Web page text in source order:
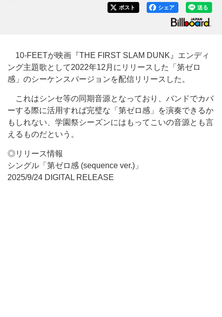
送る
シェア
ポスト
10-FEETが映画『THE FIRST SLAM DUNK』エンディ
ング主題歌として2022年12月にリリースした「第ゼロ
感」のシーケンスバージョンを配信リリースした。
これはシンセ等の同期音源となっており、バンドでカバ
ーする際に活用すれば完璧な「第ゼロ感」を演奏できるか
もしれない、学園祭シーズンにはもってこいの音源とも言
えるものだという。
◎リリース情報
シングル「第ゼロ感 (sequence ver.)」
2025/9/24 DIGITAL RELEASE